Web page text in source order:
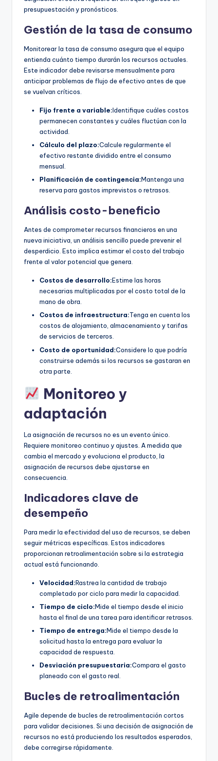
presupuestación y pronósticos.
Gestión de la tasa de consumo
Monitorear la tasa de consumo asegura que el equipo
entienda cuánto tiempo durarán los recursos actuales.
Este indicador debe revisarse mensualmente para
anticipar problemas de flujo de efectivo antes de que
se vuelvan críticos.
Fijo frente a variable:Identifique cuáles costos
permanecen constantes y cuáles fluctúan con la
actividad.
Cálculo del plazo:Calcule regularmente el
efectivo restante dividido entre el consumo
mensual.
Planificación de contingencia:Mantenga una
reserva para gastos imprevistos o retrasos.
Análisis costo-beneficio
Antes de comprometer recursos financieros en una
nueva iniciativa, un análisis sencillo puede prevenir el
desperdicio. Esto implica estimar el costo del trabajo
frente al valor potencial que genera.
Costos de desarrollo:Estime las horas
necesarias multiplicadas por el costo total de la
mano de obra.
Costos de infraestructura:Tenga en cuenta los
costos de alojamiento, almacenamiento y tarifas
de servicios de terceros.
Costo de oportunidad:Considere lo que podría
construirse además si los recursos se gastaran en
otra parte.
Monitoreo y
adaptación
La asignación de recursos no es un evento único.
Requiere monitoreo continuo y ajustes. A medida que
cambia el mercado y evoluciona el producto, la
asignación de recursos debe ajustarse en
consecuencia.
Indicadores clave de
desempeño
Para medir la efectividad del uso de recursos, se deben
seguir métricas específicas. Estos indicadores
proporcionan retroalimentación sobre si la estrategia
actual está funcionando.
Velocidad:Rastrea la cantidad de trabajo
completado por ciclo para medir la capacidad.
Tiempo de ciclo:Mide el tiempo desde el inicio
hasta el final de una tarea para identificar retrasos.
Tiempo de entrega:Mide el tiempo desde la
solicitud hasta la entrega para evaluar la
capacidad de respuesta.
Desviación presupuestaria:Compara el gasto
planeado con el gasto real.
Bucles de retroalimentación
Agile depende de bucles de retroalimentación cortos
para validar decisiones. Si una decisión de asignación de
recursos no está produciendo los resultados esperados,
debe corregirse rápidamente.